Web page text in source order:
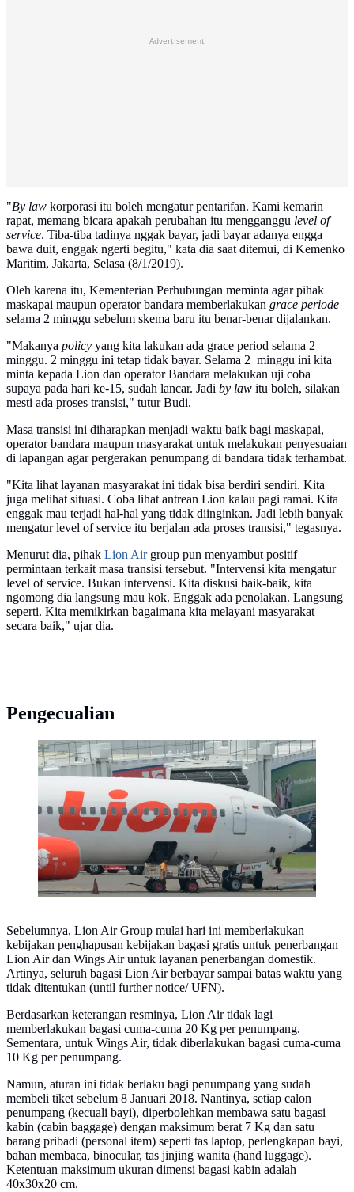
Advertisement
"By law korporasi itu boleh mengatur pentarifan. Kami kemarin
rapat, memang bicara apakah perubahan itu mengganggu level of
service. Tiba-tiba tadinya nggak bayar, jadi bayar adanya engga
bawa duit, enggak ngerti begitu," kata dia saat ditemui, di Kemenko
Maritim, Jakarta, Selasa (8/1/2019).
Oleh karena itu, Kementerian Perhubungan meminta agar pihak
maskapai maupun operator bandara memberlakukan grace periode
selama 2 minggu sebelum skema baru itu benar-benar dijalankan.
"Makanya policy yang kita lakukan ada grace period selama 2
minggu. 2 minggu ini tetap tidak bayar. Selama 2 minggu ini kita
minta kepada Lion dan operator Bandara melakukan uji coba
supaya pada hari ke-15, sudah lancar. Jadi by law itu boleh, silakan
mesti ada proses transisi," tutur Budi.
Masa transisi ini diharapkan menjadi waktu baik bagi maskapai,
operator bandara maupun masyarakat untuk melakukan penyesuaian
di lapangan agar pergerakan penumpang di bandara tidak terhambat.
"Kita lihat layanan masyarakat ini tidak bisa berdiri sendiri. Kita
juga melihat situasi. Coba lihat antrean Lion kalau pagi ramai. Kita
enggak mau terjadi hal-hal yang tidak diinginkan. Jadi lebih banyak
mengatur level of service itu berjalan ada proses transisi," tegasnya.
Menurut dia, pihak Lion Airgroup pun menyambut positif
permintaan terkait masa transisi tersebut. "Intervensi kita mengatur
level of service. Bukan intervensi. Kita diskusi baik-baik, kita
ngomong dia langsung mau kok. Enggak ada penolakan. Langsung
seperti. Kita memikirkan bagaimana kita melayani masyarakat
secara baik," ujar dia.
Pengecualian
Ilustrasi Pesawat Lion Air (ADEK BERRY / AFP)
Sebelumnya, Lion Air Group mulai hari ini memberlakukan
kebijakan penghapusan kebijakan bagasi gratis untuk penerbangan
Lion Air dan Wings Air untuk layanan penerbangan domestik.
Artinya, seluruh bagasi Lion Air berbayar sampai batas waktu yang
tidak ditentukan (until further notice/ UFN).
Berdasarkan keterangan resminya, Lion Air tidak lagi
memberlakukan bagasi cuma-cuma 20 Kg per penumpang.
Sementara, untuk Wings Air, tidak diberlakukan bagasi cuma-cuma
10 Kg per penumpang.
Namun, aturan ini tidak berlaku bagi penumpang yang sudah
membeli tiket sebelum 8 Januari 2018. Nantinya, setiap calon
penumpang (kecuali bayi), diperbolehkan membawa satu bagasi
kabin (cabin baggage) dengan maksimum berat 7 Kg dan satu
barang pribadi (personal item) seperti tas laptop, perlengkapan bayi,
bahan membaca, binocular, tas jinjing wanita (hand luggage).
Ketentuan maksimum ukuran dimensi bagasi kabin adalah
40x30x20 cm.